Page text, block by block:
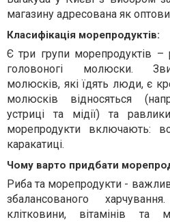
магазину адресована як
Класифікація морепродуктів:
Є три групи морепродуктів –
головоногі молюски.
молюсків, які їдять люди, є
молюсків відносяться
устриці та мідії) та
морепродукти включають:
каракатиці.
Чому варто придбати
Риба та морепродукти -
збалансованого
клітковини, вітамінів та